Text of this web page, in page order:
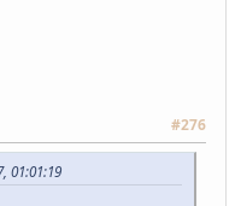
#276
01:01:19